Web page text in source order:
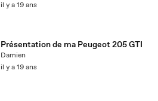
il y a 19 ans
Présentation de ma Peugeot 205 GTI
Damien
il y a 19 ans